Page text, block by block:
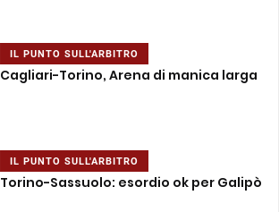
IL PUNTO SULL'ARBITRO
Cagliari-Torino, Arena di manica larga
IL PUNTO SULL'ARBITRO
Torino-Sassuolo: esordio ok per Galipò